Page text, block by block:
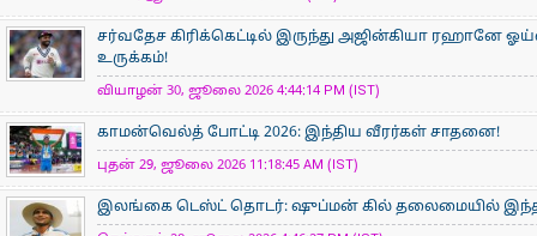
சர்வதேச கிரிக்கெட்டில் இருந்து அஜின்கியா ரஹானே
உருக்கம்!
வியாழன் 30, ஜூலை 2026 4:44:14 PM (IST)
காமன்வெல்த் போட்டி 2026: இந்திய வீரர்கள் சாதனை!
புதன் 29, ஜூலை 2026 11:18:45 AM (IST)
இலங்கை டெஸ்ட் தொடர்: ஷுப்மன் கில் தலைமையில் இந்திய